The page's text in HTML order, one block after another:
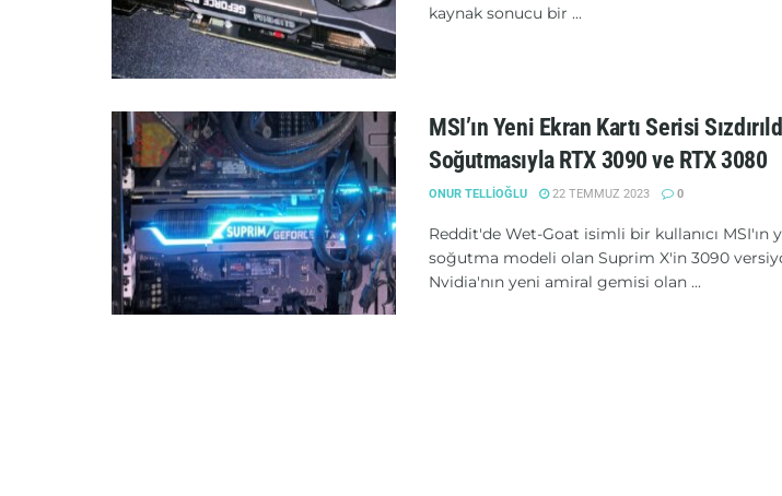
kaynak sonucu bir ...
MSI’ın Yeni Ekran Kartı Serisi
Soğutmasıyla RTX 3090 ve RTX 3080
ONUR TELLIOĞLU 22 TEMMUZ 2023 0
Reddit'de Wet-Goat isimli bir kullanıcı MSI'ın
soğutma modeli olan Suprim X'in 3090
Nvidia'nın yeni amiral gemisi olan ...